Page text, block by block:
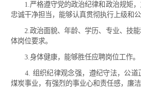
1.严格遵守党的政治纪律和政治规矩，
忠诚干净担当，能够认真贯彻执行上级和公
2.政治面貌、年龄、学历、专业、技能
体岗位要求。
3.身体健康，能够胜任应聘岗位工作。
4. 组织纪律观念强，遵纪守法，公道
煤炭事业，有强烈的事业心和责任感，廉洁